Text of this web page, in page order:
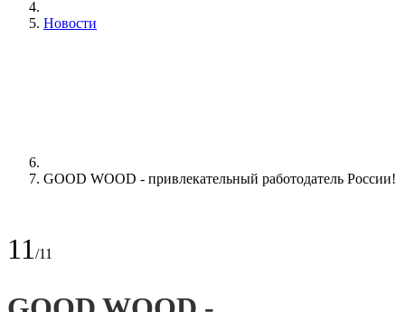
Новости
GOOD WOOD - привлекательный работодатель России!
11 /11